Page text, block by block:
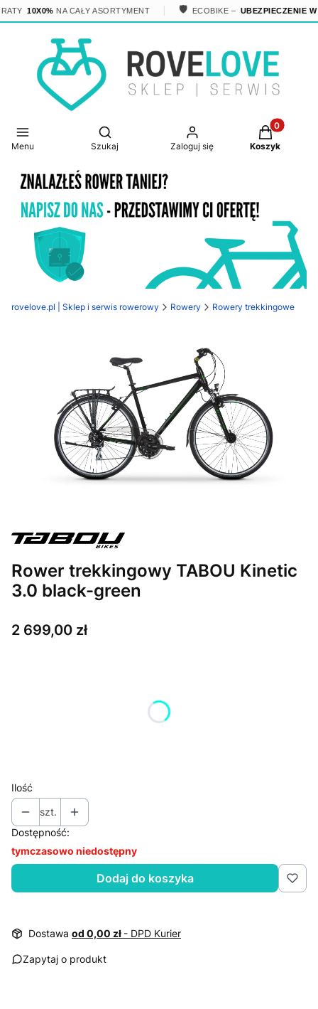
10X0%NA CAŁY ASORTYMENT 🛡️ ECOBIKE – UBEZPIECZENIE W
Menu
Otwórz wyszukiwarkę
Szukaj Zaloguj się
Produkty
Koszyk
rovelove.pl | Sklep i serwis rowerowy Rowery Rowery trekkingowe
Rower trekkingowy TABOU Kinetic
3.0 black-green
Cena
2 699,00 zł
Ilość
szt.
Dostępność:
tymczasowo niedostępny
Dodaj do koszyka
Dostawa od 0,00 zł - DPD Kurier
Zapytaj o produkt